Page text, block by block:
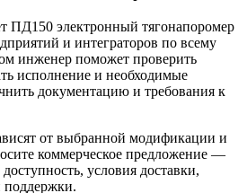
ПД150 электронный тягонапоромер
и интеграторов по всему
инженер поможет проверить
исполнение и необходимые
документацию и требования к
от выбранной модификации и
коммерческое предложение —
условия доставки,
поддержки.